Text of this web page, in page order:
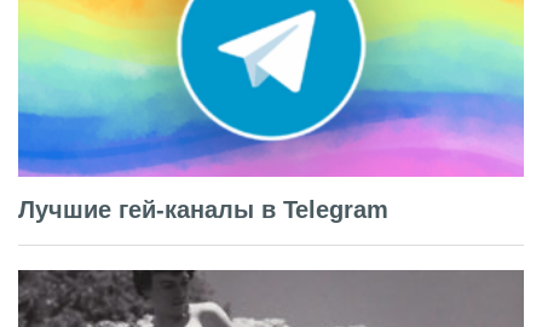
Лучшие гей-каналы в Telegram